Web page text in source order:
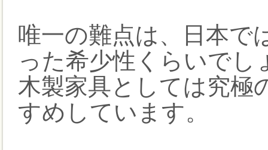
唯一の難点は、日本で
った希少性くらいでし
木製家具としては究極
すめしています。